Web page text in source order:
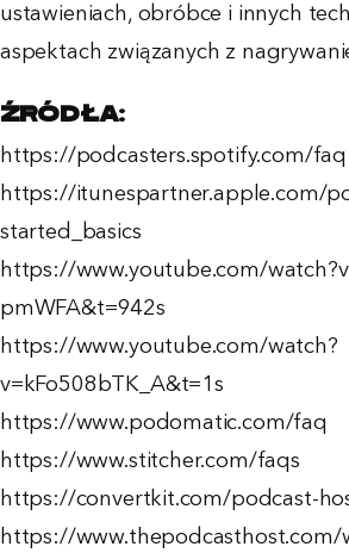
ustawieniach, obróbce i innych
aspektach związanych z
Źródła:
https://podcasters.spotify.com/faq
https://itunespartner.apple.com/
started_basics
https://www.youtube.com/
pmWFA&t=942s
https://www.youtube.com/watch?
v=kFo508bTK_A&t=1s
https://www.podomatic.com/faq
https://www.stitcher.com/faqs
https://convertkit.com/podcast-
https://www.thepodcasthost.com/